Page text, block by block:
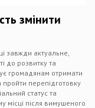
змінити
завжди актуальне,
до розвитку та
громадянам отримати
перепідготовку
статус та
місці після вимушеного